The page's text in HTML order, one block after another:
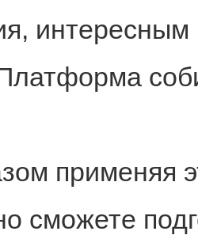
применяя
сможете